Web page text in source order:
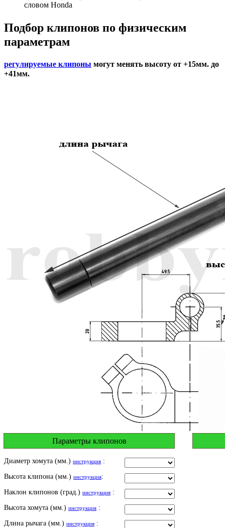
словом Honda
Подбор клипонов по физическим
параметрам
регулируемые клипоны могут менять высоту от +15мм. до
+41мм.
Параметры клипонов
Диаметр хомута (мм.) инструкция :
Высота клипона (мм.) инструкция:
Наклон клипонов (град.) инструкция :
Высота хомута (мм.) инструкция :
Длина рычага (мм.) инструкция :